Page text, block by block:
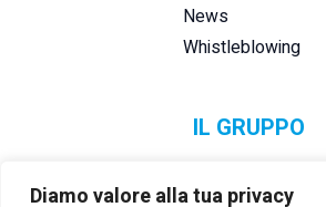
Diamo valore alla tua privacy
News
Whistleblowing
IL GRUPPO